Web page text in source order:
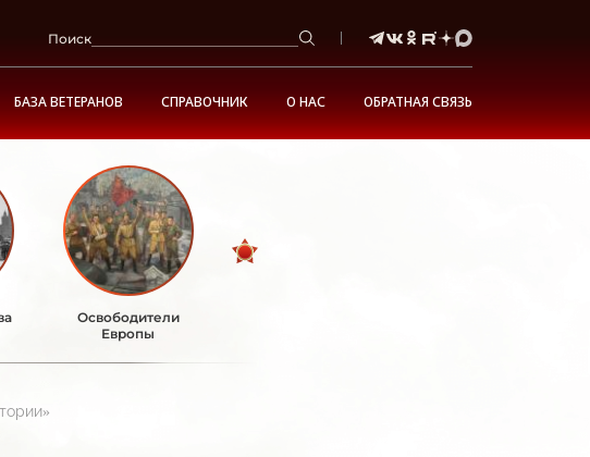
Поиск
БАЗА ВЕТЕРАНОВ СПРАВОЧНИК О НАС ОБРАТНАЯ СВЯЗЬ
Освободители
Европы